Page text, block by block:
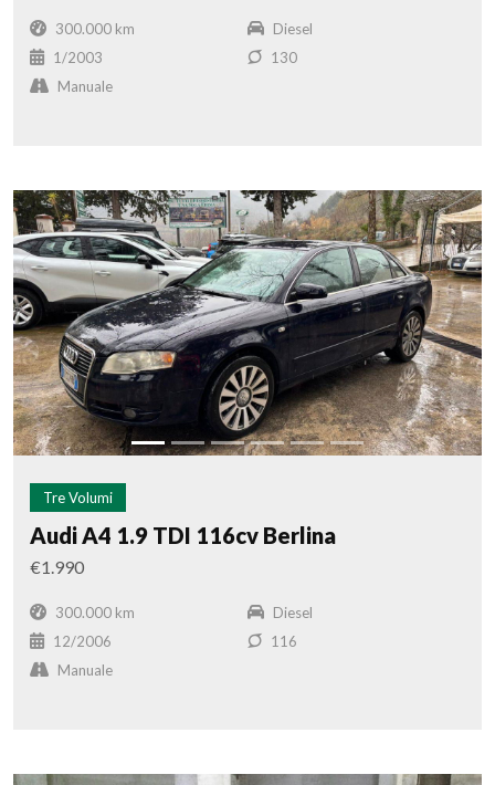
300.000 km
Diesel
1/2003
130
Manuale
Tre Volumi
Audi A4 1.9 TDI 116cv Berlina
€1.990
300.000 km
Diesel
12/2006
116
Manuale